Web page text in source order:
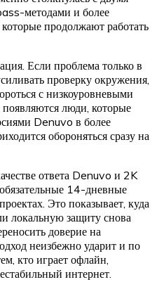
методами и более
продолжают работать
Если проблема только в
проверку окружения,
с низкоуровневыми
люди, которые
Denuvo в более
обороняться сразу на
ответа Denuvo и 2K
14-дневные
Это показывает, куда
локальную защиту снова
доверие на
неизбежно ударит и по
кто играет офлайн,
интернет.